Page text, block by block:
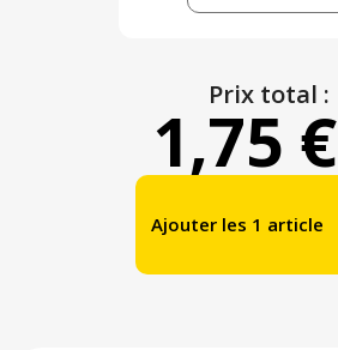
Prix total :
1,75 €
Ajouter les 1 article